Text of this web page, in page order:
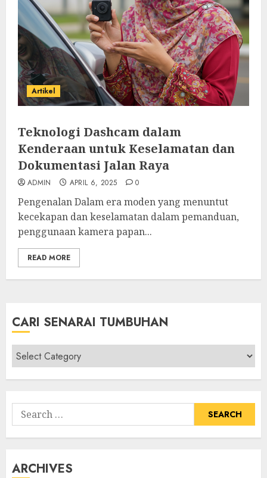
Artikel
Teknologi Dashcam dalam
Kenderaan untuk Keselamatan dan
Dokumentasi Jalan Raya
ADMIN APRIL 6, 2025 0
Pengenalan Dalam era moden yang menuntut
kecekapan dan keselamatan dalam pemanduan,
penggunaan kamera papan...
READ MORE
CARI SENARAI TUMBUHAN
Cari
Senarai
Tumbuhan
Search
for:
ARCHIVES